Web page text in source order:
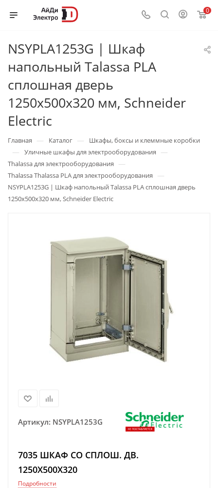
0
NSYPLA1253G | Шкаф
напольный Talassa PLA
сплошная дверь
1250х500х320 мм, Schneider
Electric
Главная — Каталог — Шкафы, боксы и клеммные коробки
— Уличные шкафы для электрооборудования —
Thalassa для электрооборудования —
Thalassa Thalassa PLA для электрооборудования —
NSYPLA1253G | Шкаф напольный Talassa PLA сплошная дверь
1250х500х320 мм, Schneider Electric
Артикул: NSYPLA1253G
7035 ШКАФ СО СПЛОШ. ДВ.
1250Х500Х320
Подробности